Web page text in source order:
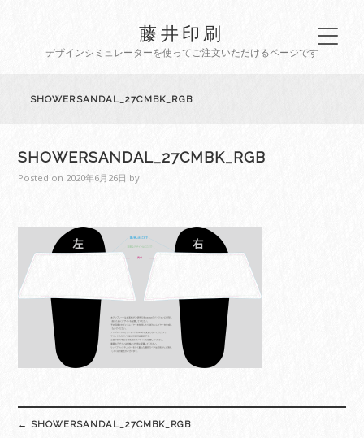
藤井印刷
デザインシミュレーターを使ってご注文いただけるページです
SHOWERSANDAL_27CMBK_RGB
SHOWERSANDAL_27CMBK_RGB
Posted on 2020年6月26日 by
navigation
← SHOWERSANDAL_27CMBK_RGB